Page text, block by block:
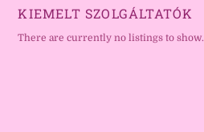
KIEMELT SZOLGÁLTATÓK
There are currently no listings to show.